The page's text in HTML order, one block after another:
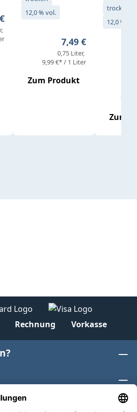
Preis:12,0 % vol.
Regulärer Preis:
7,49 €
0,75 Liter
9,99 €* / 1 Liter
Zum Produkt
trocken
12,0 % vol.
Zum
Rechnung Vorkasse